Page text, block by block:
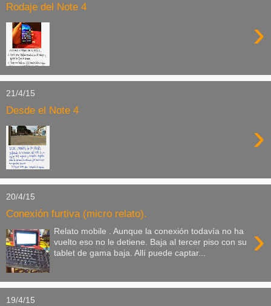
Rodaje del Note 4
›
21/4/15
Desde el Note 4
›
20/4/15
Conexión furtiva (micro relato).
›
Relato mobile . Aunque la conexión todavía no ha
vuelto eso no le detiene. Baja al tercer piso con su
tablet de gama baja. Allí puede captar...
19/4/15